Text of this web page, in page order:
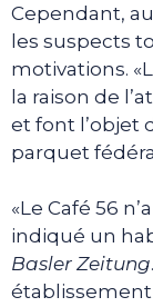
Cependant,
les suspects
motivations.
la raison de
et font l’objet
parquet
«Le Café 56
indiqué un
Basler Zeitung
établissement